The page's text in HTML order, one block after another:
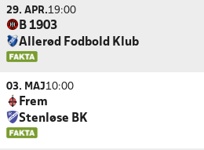
29. APR.19:00
B 1903
Allerød Fodbold Klub
03. MAJ10:00
Frem
Stenløse BK